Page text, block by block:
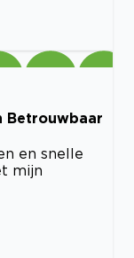
Betrouwbaar
en snelle
mijn